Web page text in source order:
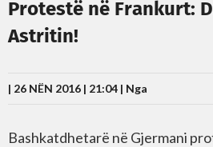
Protestë në Frankurt:
Astritin!
| 26 NËN 2016 | 21:04 | Nga
Bashkatdhetarë në Gjermani